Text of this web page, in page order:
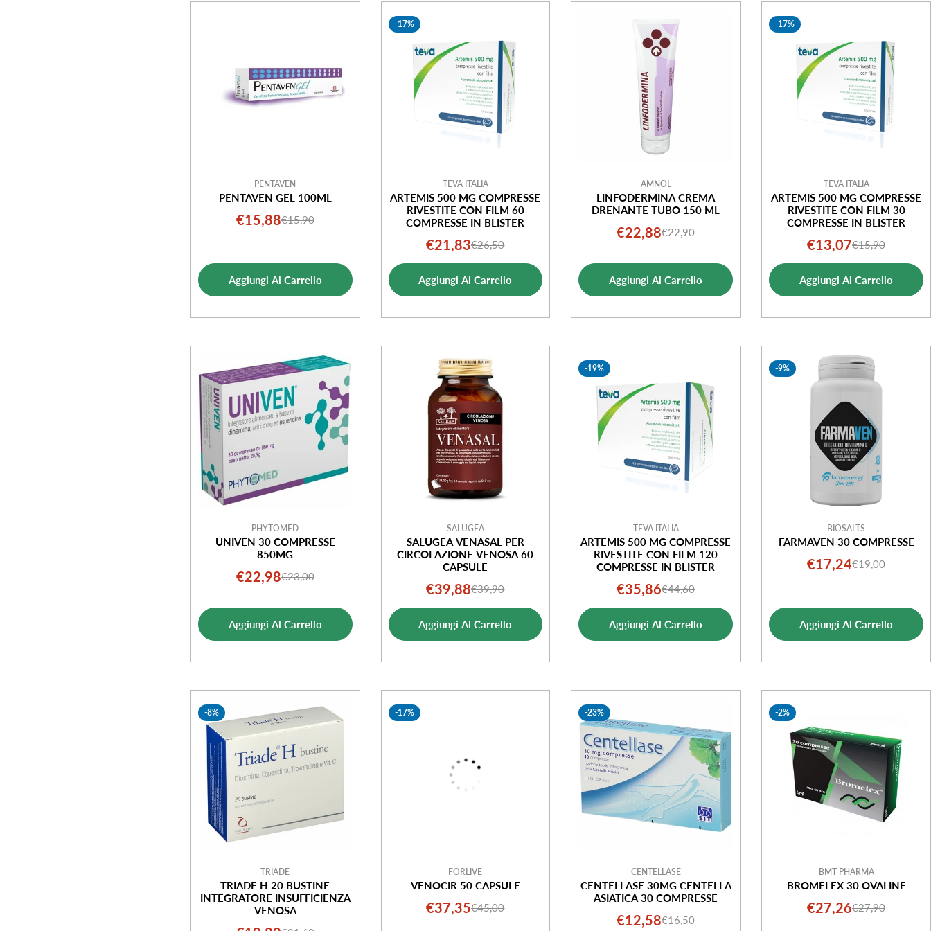
PENTAVEN
PENTAVEN GEL 100ML
Prezzo
vendita
€15,88Prezzo
€15,90
Aggiungi Al Carrello
-17%
TEVA ITALIA
ARTEMIS 500 MG COMPRESSE
RIVESTITE CON FILM 60
COMPRESSE IN BLISTER
Prezzo
di
vendita
€21,83Prezzo
normale
€26,50
Aggiungi Al Carrello
AMNOL
LINFODERMINA CREMA
DRENANTE TUBO 150 ML
Prezzo
vendita
€22,88Prezzo
€22,90
Aggiungi Al Carrello
-17%
TEVA ITALIA
ARTEMIS 500 MG COMPRESSE
RIVESTITE CON FILM 30
COMPRESSE IN BLISTER
Prezzo
di
vendita
€13,07Prezzo
normale
€15,90
Aggiungi Al Carrello
PHYTOMED
UNIVEN 30 COMPRESSE
850MG
Prezzo
vendita
€22,98Prezzo
€23,00
Aggiungi Al Carrello
SALUGEA
SALUGEA VENASAL PER
CIRCOLAZIONE VENOSA 60
CAPSULE
Prezzo
di
vendita
€39,88Prezzo
normale
€39,90
Aggiungi Al Carrello
-19%
TEVA ITALIA
ARTEMIS 500 MG COMPRESSE
RIVESTITE CON FILM 120
COMPRESSE IN BLISTER
Prezzo
di
vendita
€35,86Prezzo
normale
€44,60
Aggiungi Al Carrello
-9%
BIOSALTS
FARMAVEN 30 COMPRESSE
Prezzo
vendita
€17,24Prezzo
€19,00
Aggiungi Al Carrello
-8%
TRIADE
TRIADE H 20 BUSTINE
INTEGRATORE INSUFFICIENZA
VENOSA
-17%
FORLIVE
VENOCIR 50 CAPSULE
Prezzo
€37,35Prezzo
€45,00
-23%
CENTELLASE
CENTELLASE 30MG CENTELLA
ASIATICA 30 COMPRESSE
Prezzo
€12,58Prezzo
€16,50
-2%
BMT PHARMA
BROMELEX 30 OVALINE
Prezzo
€27,26Prezzo
€27,90